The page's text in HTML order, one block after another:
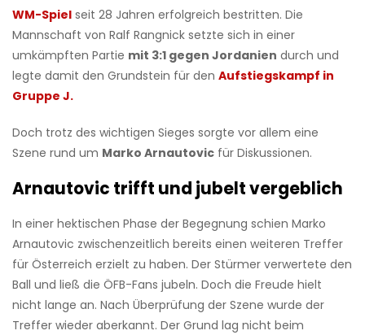
WM-Spiel seit 28 Jahren erfolgreich bestritten. Die
Mannschaft von Ralf Rangnick setzte sich in einer
umkämpften Partie mit 3:1 gegen Jordanien durch und
legte damit den Grundstein für den Aufstiegskampf in
Gruppe J.
Doch trotz des wichtigen Sieges sorgte vor allem eine
Szene rund um Marko Arnautovic für Diskussionen.
Arnautovic trifft und jubelt vergeblich
In einer hektischen Phase der Begegnung schien Marko
Arnautovic zwischenzeitlich bereits einen weiteren Treffer
für Österreich erzielt zu haben. Der Stürmer verwertete den
Ball und ließ die ÖFB-Fans jubeln. Doch die Freude hielt
nicht lange an. Nach Überprüfung der Szene wurde der
Treffer wieder aberkannt. Der Grund lag nicht beim